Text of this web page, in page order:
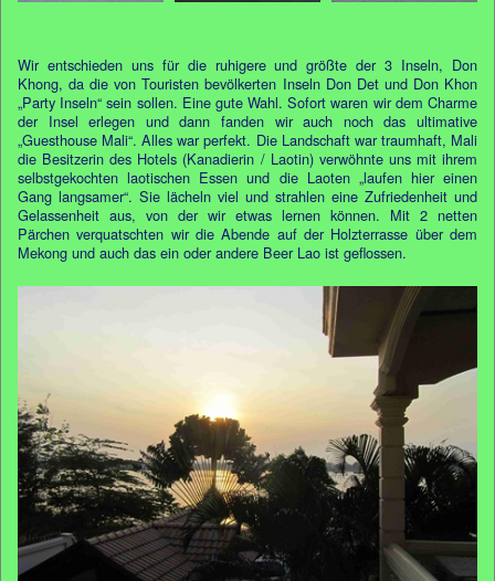
Wir entschieden uns für die ruhigere und größte der 3 Inseln, Don
Khong, da die von Touristen bevölkerten Inseln Don Det und Don Khon
„Party Inseln“ sein sollen. Eine gute Wahl. Sofort waren wir dem Charme
der Insel erlegen und dann fanden wir auch noch das ultimative
„Guesthouse Mali“. Alles war perfekt. Die Landschaft war traumhaft, Mali
die Besitzerin des Hotels (Kanadierin / Laotin) verwöhnte uns mit ihrem
selbstgekochten laotischen Essen und die Laoten „laufen hier einen
Gang langsamer“. Sie lächeln viel und strahlen eine Zufriedenheit und
Gelassenheit aus, von der wir etwas lernen können. Mit 2 netten
Pärchen verquatschten wir die Abende auf der Holzterrasse über dem
Mekong und auch das ein oder andere Beer Lao ist geflossen.